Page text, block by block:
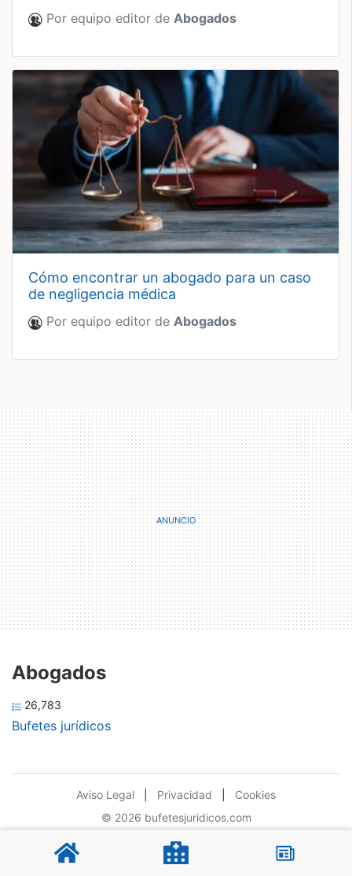
Por equipo editor de Abogados
cómo encontrar un abogado para un caso
de negligencia médica
Por equipo editor de Abogados
Abogados
26,783
Bufetes jurídicos
Aviso Legal Privacidad
Cookies
© 2026 bufetesjuridicos.com